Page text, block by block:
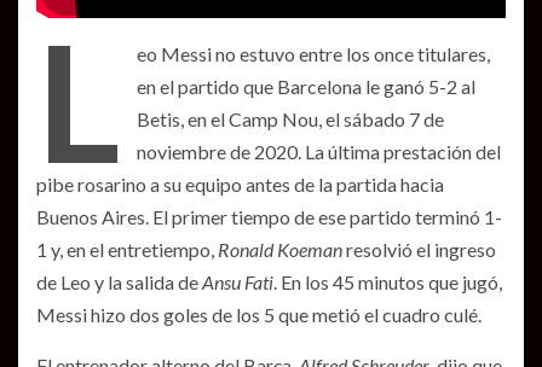
L
eo Messi no estuvo entre los once titulares,
en el partido que Barcelona le ganó 5-2 al
Betis, en el Camp Nou, el sábado 7 de
noviembre de 2020. La última prestación del
pibe rosarino a su equipo antes de la partida hacia
Buenos Aires. El primer tiempo de ese partido terminó 1-
1 y, en el entretiempo, Ronald Koemanresolvió el ingreso
de Leo y la salida deAnsu Fati. En los 45 minutos que jugó,
Messi hizo dos goles de los 5 que metió el cuadro culé.